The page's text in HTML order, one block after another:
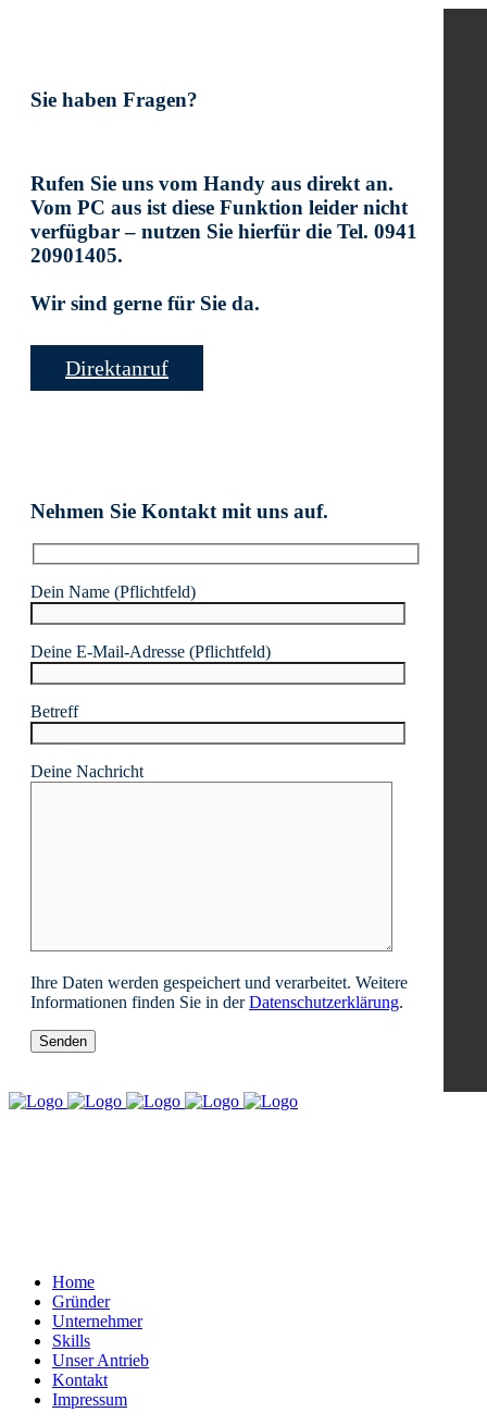
Sie haben Fragen?
Rufen Sie uns vom Handy aus direkt an.
Vom PC aus ist diese Funktion leider nicht
verfügbar – nutzen Sie hierfür die Tel. 0941
20901405.
Wir sind gerne für Sie da.
Direktanruf
Nehmen Sie Kontakt mit uns auf.
Dein Name (Pflichtfeld)
Deine E-Mail-Adresse (Pflichtfeld)
Betreff
Deine Nachricht
Ihre Daten werden gespeichert und verarbeitet. Weitere
Informationen finden Sie in derDatenschutzerklärung.
Home
Gründer
Unternehmer
Skills
Unser Antrieb
Kontakt
Impressum